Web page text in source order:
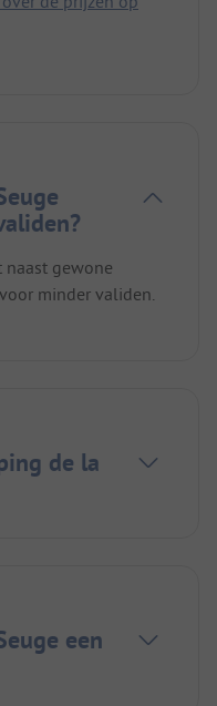
naast gewone
minder validen.
de la
een